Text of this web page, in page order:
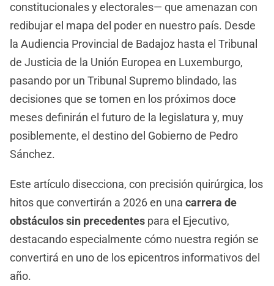
constitucionales y electorales— que amenazan con
redibujar el mapa del poder en nuestro país. Desde
la Audiencia Provincial de Badajoz hasta el Tribunal
de Justicia de la Unión Europea en Luxemburgo,
pasando por un Tribunal Supremo blindado, las
decisiones que se tomen en los próximos doce
meses definirán el futuro de la legislatura y, muy
posiblemente, el destino del Gobierno de Pedro
Sánchez.
Este artículo disecciona, con precisión quirúrgica, los
hitos que convertirán a 2026 en una carrera de
obstáculos sin precedentes para el Ejecutivo,
destacando especialmente cómo nuestra región se
convertirá en uno de los epicentros informativos del
año.